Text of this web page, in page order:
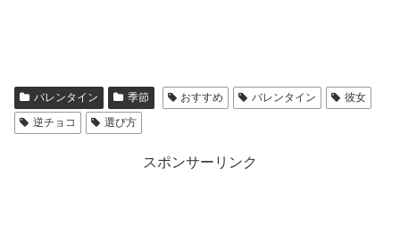
バレンタイン 季節 おすすめ バレンタイン
彼女
逆チョコ
選び方
スポンサーリンク